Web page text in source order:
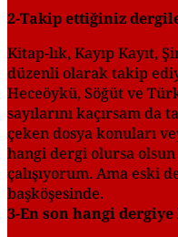
2-Takip ettiğiniz
Kitap-lık, Kayıp Kayıt,
düzenli olarak takip
Heceöykü, Söğüt ve
sayılarını kaçırsam da
çeken dosya konuları
hangi dergi olursa
çalışıyorum. Ama eski
başköşesinde.
3-En son hangi